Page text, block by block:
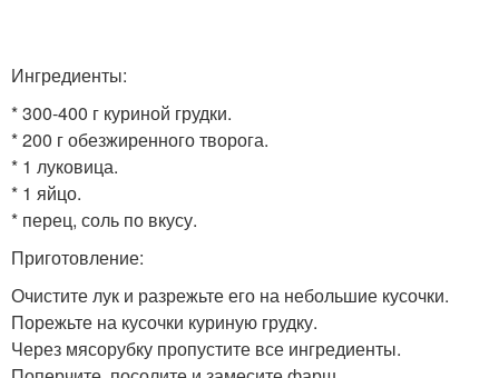
Ингредиенты:
* 300-400 г куриной грудки.
* 200 г обезжиренного творога.
* 1 луковица.
* 1 яйцо.
* перец, соль по вкусу.
Приготовление:
Очистите лук и разрежьте его на небольшие кусочки.
Порежьте на кусочки куриную грудку.
Через мясорубку пропустите все ингредиенты.